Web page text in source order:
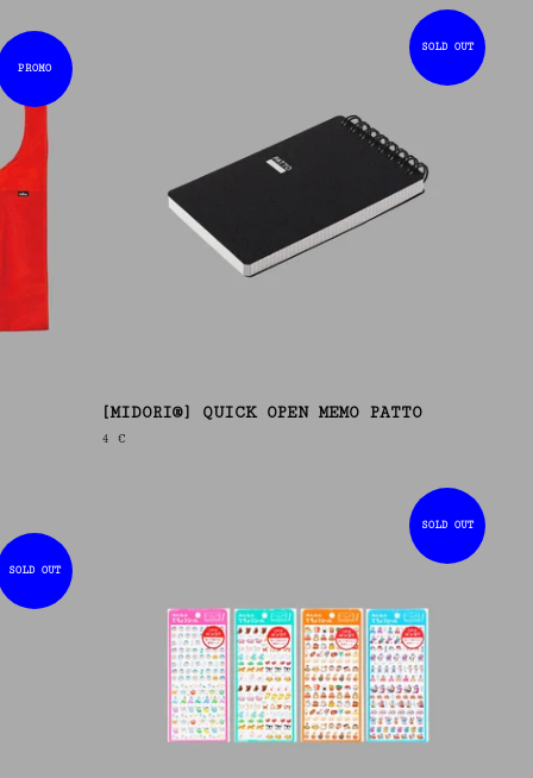
SOLD OUT
[MIDORI®] QUICK OPEN MEMO PATTO
4€
PROMO
SOLD OUT
SOLD OUT